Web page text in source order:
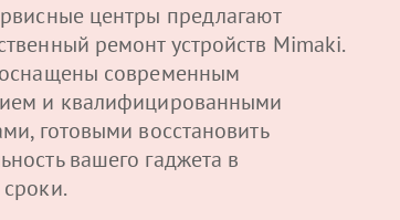
центры предлагают
ремонт устройств Mimaki.
современным
и квалифицированными
готовыми восстановить
вашего гаджета в